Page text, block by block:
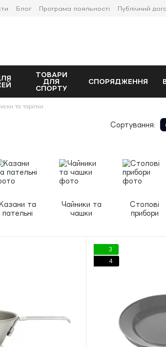
Блог Програма лояльності Публічний
ТОВАРИ
ДЛЯ
СПОРТУ
СПОРЯДЖЕННЯ
та тарілки
Сортування:
Казани та
пательні
Чайники та
чашки
Столові
прибори
3
4